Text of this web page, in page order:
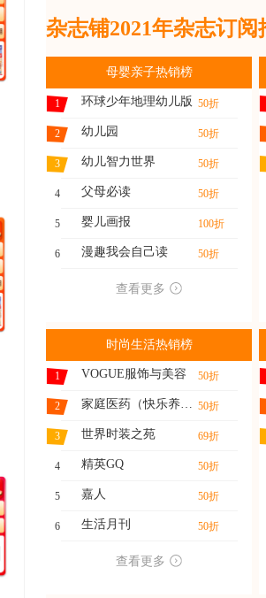
杂志铺2021年杂志订
母婴亲子热销榜
1 环球少年地理幼儿版 50折
2 幼儿园 50折
3 幼儿智力世界 50折
4 父母必读 50折
5 婴儿画报 100折
6 漫趣我会自己读 50折
查看更多
时尚生活热销榜
1 VOGUE服饰与美容 50折
2 50折
3 世界时装之苑 69折
4 精英GQ 50折
5 嘉人 50折
6 生活月刊 50折
查看更多